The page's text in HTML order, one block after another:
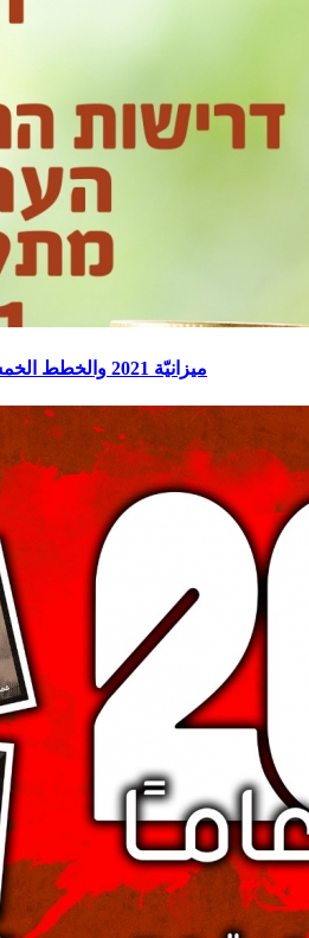
ميزانيّة 2021 والخطط الخمسيّة مطالب المجتمع العربيّ